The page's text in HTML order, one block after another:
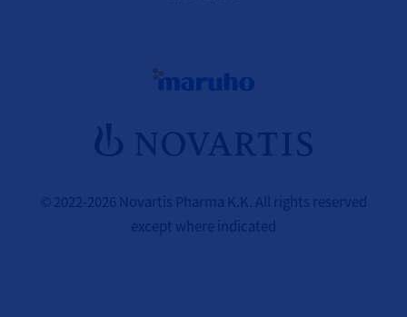
© 2022-2026 Novartis Pharma K.K. All rights reserved
except where indicated